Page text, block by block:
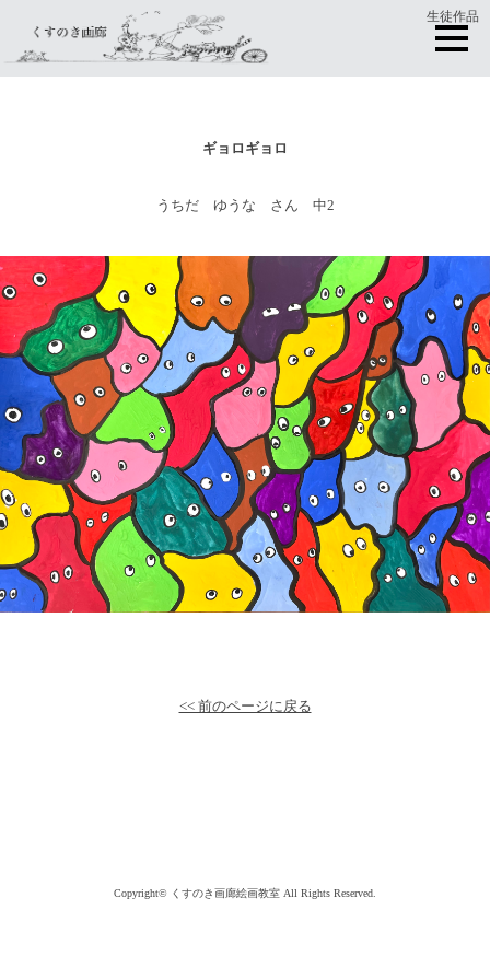
生徒作品
ギョロギョロ
うちだ ゆうな さん 中2
<< 前のページに戻る
Copyright© くすのき画廊絵画教室 All Rights Reserved.